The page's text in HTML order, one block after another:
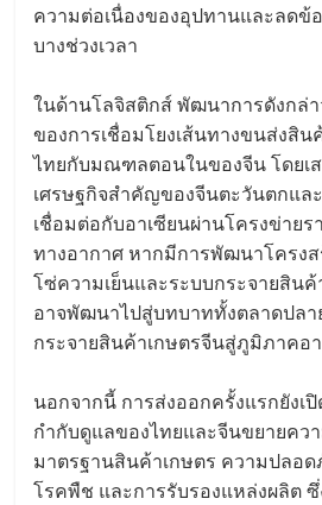
ความต่อเนื่องของอุปทานและลด
บางช่วงเวลา
ในด้านโลจิสติกส์ พัฒนาการดังกล่
ของการเชื่อมโยงเส้นทางขนส่งสิน
ไทยกับมณฑลตอนในของจีน โดยเ
เศรษฐกิจสำคัญของจีนตะวันตกแล
เชื่อมต่อกับอาเซียนผ่านโครงข่าย
ทางอากาศ หากมีการพัฒนาโครง
โซ่ความเย็นและระบบกระจายสินค้
อาจพัฒนาไปสู่บทบาททั้งตลาดปลา
กระจายสินค้าเกษตรจีนสู่ภูมิภาคอ
นอกจากนี้ การส่งออกครั้งแรกยังเ
กำกับดูแลของไทยและจีนขยายคว
มาตรฐานสินค้าเกษตร ความปลอ
โรคพืช และการรับรองแหล่งผลิต